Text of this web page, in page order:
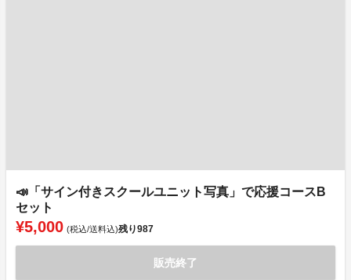
📣「サイン付きスクールユニット写真」で応援コースB
セット
¥5,000 (税込/送料込)残り987
販売終了